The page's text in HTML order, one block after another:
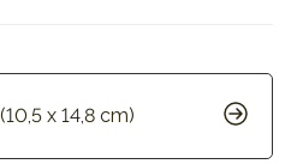
x 14,8 cm)